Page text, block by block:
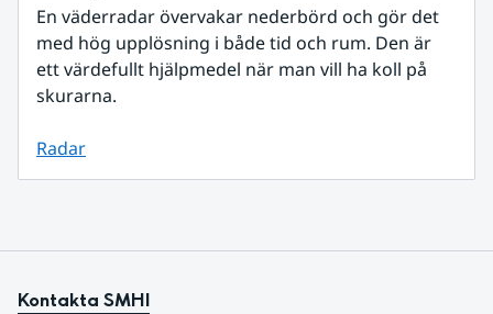
En väderradar övervakar nederbörd och gör det
med hög upplösning i både tid och rum. Den är
ett värdefullt hjälpmedel när man vill ha koll på
skurarna.
Radar
Kontakta SMHI